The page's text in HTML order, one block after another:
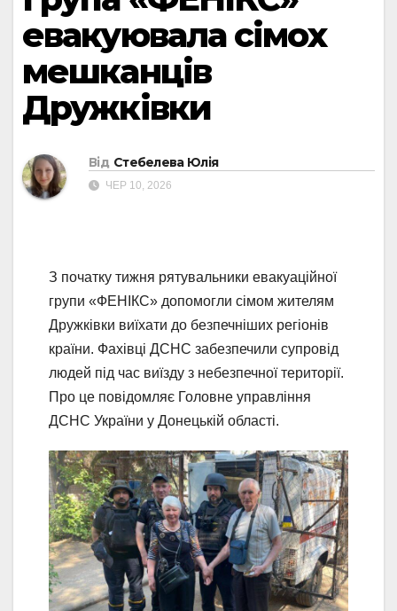
евакуювала сімох
мешканців
Дружківки
Від Стебелева Юлія
ЧЕР 10, 2026
З початку тижня рятувальники евакуаційної
групи «ФЕНІКС» допомогли сімом жителям
Дружківки виїхати до безпечніших регіонів
країни. Фахівці ДСНС забезпечили супровід
людей під час виїзду з небезпечної території.
Про це повідомляє Головне управління
ДСНС України у Донецькій області.